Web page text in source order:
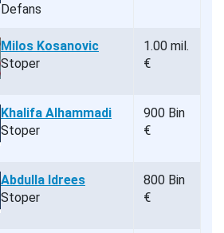
Defans
Milos Kosanovic
Stoper
1.00 mil.
€
Khalifa Alhammadi
Stoper
900 Bin
€
Abdulla Idrees
Stoper
800 Bin
€